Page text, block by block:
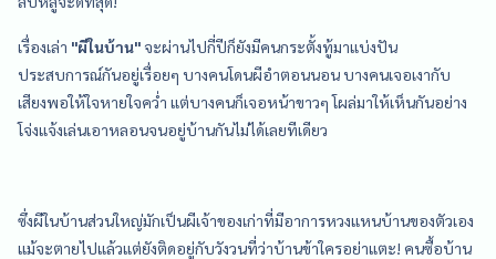
เรื่องเล่า "ผีในบ้าน" จะผ่านไปกี่ปีก็ยังมีคนกระตั้งทู้มาแบ่งปัน
ประสบการณ์กันอยู่เรื่อยๆ บางคนโดนผีอำตอนนอน บางคนเจอเงากับ
เสียงพอให้ใจหายใจคว่ำ แต่บางคนก็เจอหน้าขาวๆ โผล่มาให้เห็นกันอย่าง
โจ่งแจ้งเล่นเอาหลอนจนอยู่บ้านกันไม่ได้เลยทีเดียว
ซึ่งผีในบ้านส่วนใหญ่มักเป็นผีเจ้าของเก่าที่มีอาการหวงแหนบ้านของตัวเอง
แม้จะตายไปแล้วแต่ยังติดอยู่กับวังวนที่ว่าบ้านข้าใครอย่าแตะ! คนซื้อบ้าน